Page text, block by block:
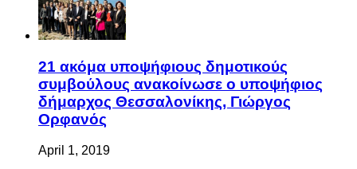
21 ακόμα υποψήφιους δημοτικούς
συμβούλους ανακοίνωσε ο υποψήφιος
δήμαρχος Θεσσαλονίκης, Γιώργος
Ορφανός
April 1, 2019